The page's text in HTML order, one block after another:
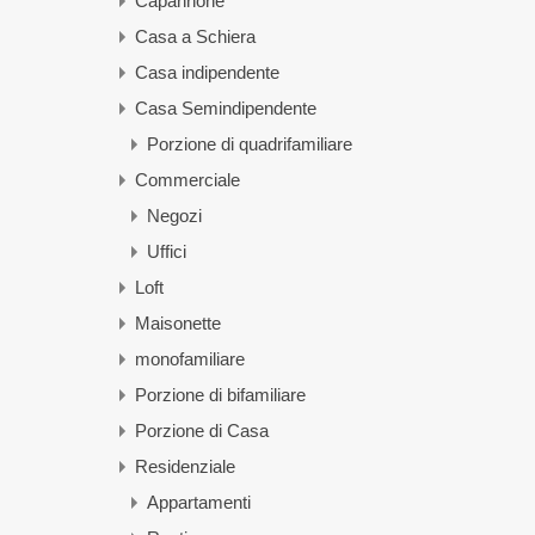
Casa a Schiera
Casa indipendente
Casa Semindipendente
Porzione di quadrifamiliare
Commerciale
Negozi
Uffici
Loft
Maisonette
monofamiliare
Porzione di bifamiliare
Porzione di Casa
Residenziale
Appartamenti